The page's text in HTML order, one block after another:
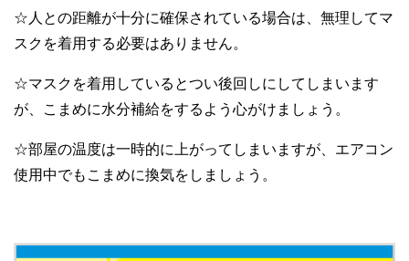
☆人との距離が十分に確保されている場合は、無理してマ
スクを着用する必要はありません。
☆マスクを着用しているとつい後回しにしてしまいます
が、こまめに水分補給をするよう心がけましょう。
☆部屋の温度は一時的に上がってしまいますが、エアコン
使用中でもこまめに換気をしましょう。